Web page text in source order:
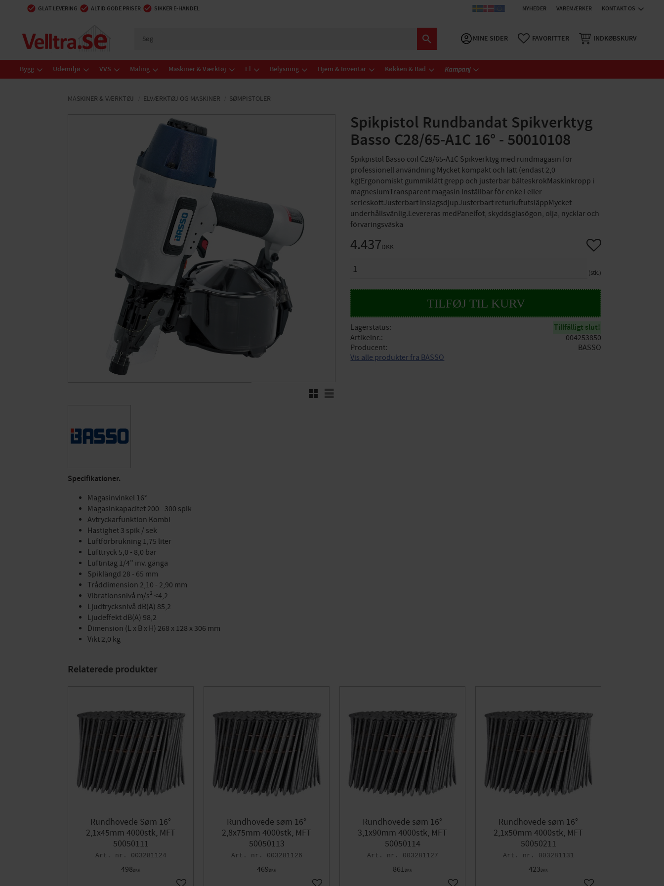
GLAT LEVERING ALTID GODE PRISER SIKKER E-HANDEL NYHEDER VAREMÆRKER KONTAKT OS
MINE SIDER FAVORITTER INDKØBSKURV
Bygg Udemiljø VVS Maling Maskiner & Værktøj El Belysning Hjem & Inventar Køkken & Bad Kampanj
MASKINER & VÆRKTØJ ELVÆRKTØJ OG MASKINER SØMPISTOLER
Spikpistol Rundbandat Spikverktyg
Basso C28/65-A1C 16° - 50010108
Spikpistol Basso coil C28/65-A1C Spikverktyg med rundmagasin för
professionell användning Mycket kompakt och lätt (endast 2,0
kg)Ergonomiskt gummiklätt grepp och justerbar bälteskrokMaskinkropp i
magnesiumTransparent magasin Inställbar för enke l eller
serieskottJusterbart inslagsdjupJusterbart returluftutsläppMycket
underhållsvänlig.Levereras medPanelfot, skyddsglasögon, olja, nycklar och
förvaringsväska
RutenettListe
4.437DKK
stk.
Gem som favorit
Lagerstatus Tillfälligt slut!
Artikelnr.
004253850
Producent
BASSO
Vis alle produkter fra BASSO
Specifikationer.
Magasinvinkel 16°
Magasinkapacitet 200 - 300 spik
Avtryckarfunktion Kombi
Hastighet 3 spik / sek
Luftförbrukning 1,75 liter
Lufttryck 5,0 - 8,0 bar
Luftintag 1/4" inv. gänga
Spiklängd 28 - 65 mm
Tråddimension 2,10 - 2,90 mm
Vibrationsnivå m/s² <4,2
Ljudtrycksnivå dB(A) 85,2
Ljudeffekt dB(A) 98,2
Dimension (L x B x H) 268 x 128 x 306 mm
Vikt 2,0 kg
Relaterede produkter
Rundhovede Søm 16°
2,1x45mm 4000stk, MFT
50050111
003281124
498DKK
Rundhovede søm 16°
2,8x75mm 4000stk, MFT
50050113
003281126
469DKK
Rundhovede søm 16°
3,1x90mm 4000stk, MFT
50050114
003281127
861DKK
Rundhovede søm 16°
2,1x50mm 4000stk, MFT
50050211
003281131
423DKK